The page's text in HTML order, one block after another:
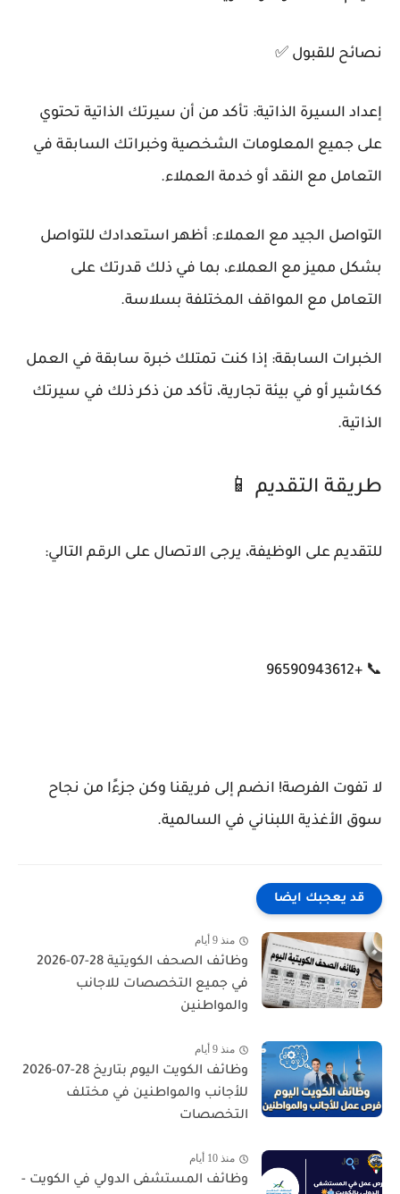
نصائح للقبول ✅
إعداد السيرة الذاتية: تأكد من أن سيرتك الذاتية تحتوي
على جميع المعلومات الشخصية وخبراتك السابقة في
التعامل مع النقد أو خدمة العملاء.
التواصل الجيد مع العملاء: أظهر استعدادك للتواصل
بشكل مميز مع العملاء، بما في ذلك قدرتك على
التعامل مع المواقف المختلفة بسلاسة.
الخبرات السابقة: إذا كنت تمتلك خبرة سابقة في العمل
ككاشير أو في بيئة تجارية، تأكد من ذكر ذلك في سيرتك
الذاتية.
طريقة التقديم 📱
للتقديم على الوظيفة، يرجى الاتصال على الرقم التالي:
📞 +96590943612
لا تفوت الفرصة! انضم إلى فريقنا وكن جزءًا من نجاح
سوق الأغذية اللبناني في السالمية.
قد يعجبك ايضا
منذ 9 أيام
وظائف الصحف الكويتية 28-07-2026
في جميع التخصصات للاجانب
والمواطنين
منذ 9 أيام
وظائف الكويت اليوم بتاريخ 28-07-2026
للأجانب والمواطنين في مختلف
التخصصات
منذ 10 أيام
وظائف المستشفى الدولي في الكويت -